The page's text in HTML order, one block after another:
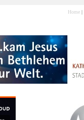
Home |